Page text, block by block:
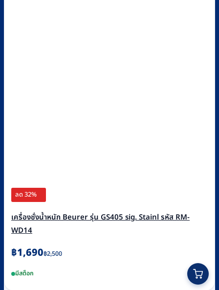
ลด 32%
เครื่องชั่งน้ำหนัก Beurer รุ่น GS405 sig. Stainl รหัส RM-
WD14
฿2,500
Original
was:
฿1,690
Current
is:มีสต็อก